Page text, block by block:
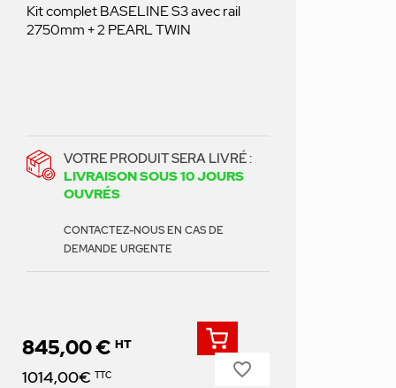
Kit complet BASELINE S3 avec rail
2750mm + 2 PEARL TWIN
VOTRE PRODUIT SERA LIVRÉ :
LIVRAISON SOUS 10 JOURS
OUVRÉS
CONTACTEZ-NOUS EN CAS DE
DEMANDE URGENTE
Prix
845,00 € HT
1014,00€ TTC favorite_border